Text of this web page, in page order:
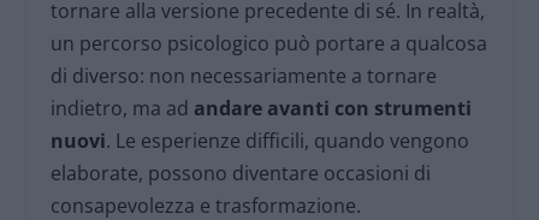
tornare alla versione precedente di sé. In realtà,
un percorso psicologico può portare a qualcosa
di diverso: non necessariamente a tornare
indietro, ma ad andare avanti con strumenti
nuovi. Le esperienze difficili, quando vengono
elaborate, possono diventare occasioni di
consapevolezza e trasformazione.